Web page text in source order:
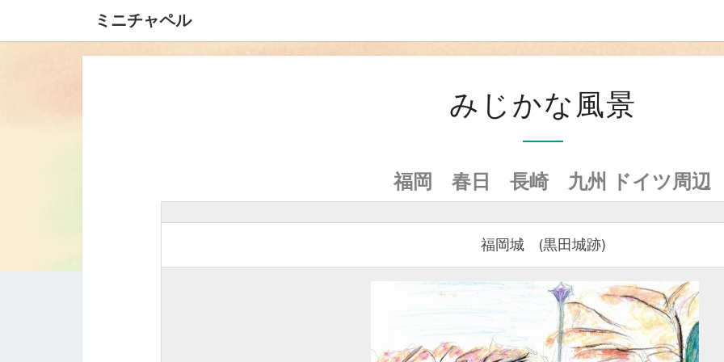
ミニチャペル
じ
風
景
みじかな風景
福岡 春日 長崎 九州 ドイツ周辺
福岡城 (黒田城跡)